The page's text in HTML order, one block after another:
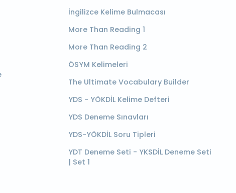
İngilizce Kelime Bulmacası
More Than Reading 1
More Than Reading 2
ÖSYM Kelimeleri
The Ultimate Vocabulary Builder
YDS - YÖKDİL Kelime Defteri
YDS Deneme Sınavları
YDS-YÖKDİL Soru Tipleri
YDT Deneme Seti - YKSDİL Deneme Seti
| Set 1